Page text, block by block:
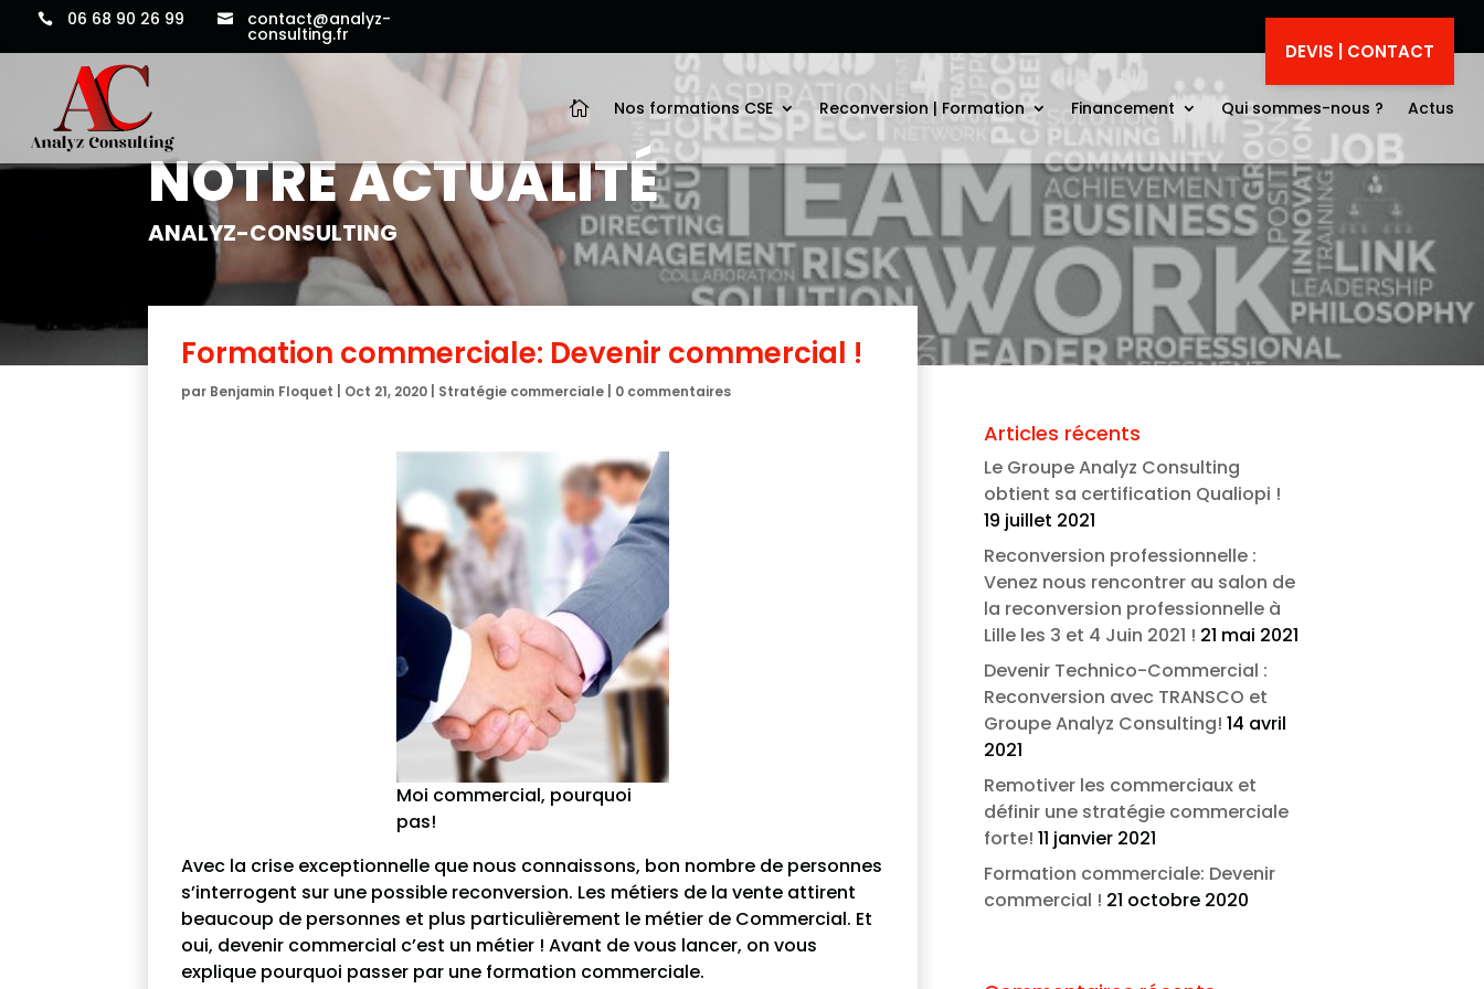
Panneau de gestion des cookies
 06 68 90 26 99  contact@analyz-
consulting.fr
DEVIS | CONTACT
 Nos formations CSE Reconversion | Formation Financement Qui sommes-nous ? Actus
NOTRE ACTUALITÉ
ANALYZ-CONSULTING
Formation commerciale: Devenir commercial !
par Benjamin Floquet Oct 21, 2020 Stratégie commerciale 0 commentaires
Moi commercial, pourquoi
pas!
Avec la crise exceptionnelle que nous connaissons, bon nombre de personnes
s’interrogent sur une possible reconversion. Les métiers de la vente attirent
beaucoup de personnes et plus particulièrement le métier de Commercial. Et
oui, devenir commercial c’est un métier ! Avant de vous lancer, on vous
explique pourquoi passer par une formation commerciale.
Articles récents
Le Groupe Analyz Consulting
obtient sa certification Qualiopi !
19 juillet 2021
Reconversion professionnelle :
Venez nous rencontrer au salon de
la reconversion professionnelle à
Lille les 3 et 4 Juin 2021 ! 21 mai 2021
Devenir Technico-Commercial :
Reconversion avec TRANSCO et
Groupe Analyz Consulting! 14 avril
2021
Remotiver les commerciaux et
définir une stratégie commerciale
forte! 11 janvier 2021
Formation commerciale: Devenir
commercial ! 21 octobre 2020